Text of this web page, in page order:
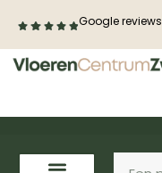
Google